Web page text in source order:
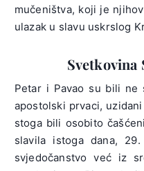
mučeništva, koji je
ulazak u slavu uskrslog
Svetkovina
Petar i Pavao su bili ne
apostolski prvaci,
stoga bili osobito
slavila istoga dana,
svjedočanstvo već iz